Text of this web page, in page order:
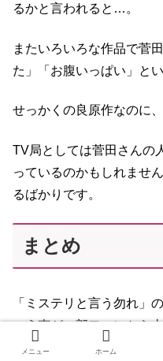
るかと言われると…。
またいろいろな作品で菅
た」「お腹いっぱい」とい
せっかくの良原作なのに
TV局としては菅田さんの
っているのかもしれませ
るばかりです。
まとめ
「ミステリと言う勿れ」
いう声が一部ファンから
メニュー ホーム